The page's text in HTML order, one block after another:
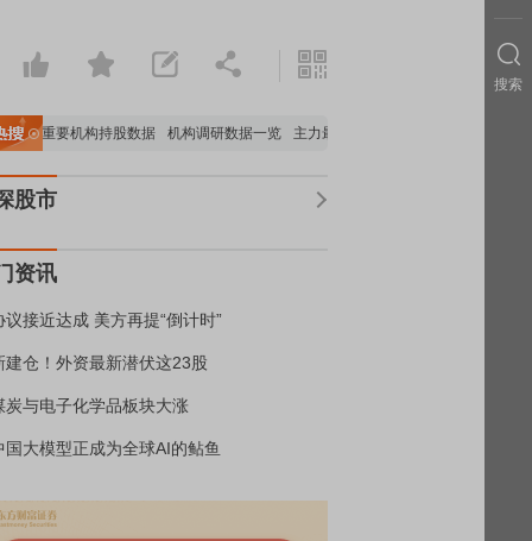
重要机构持股数据 机构调研数据一览 主力最新动向
股市
资讯
议接近达成 美方再提“倒计时”
建仓！外资最新潜伏这23股
炭与电子化学品板块大涨
国大模型正成为全球AI的鲇鱼
搜索